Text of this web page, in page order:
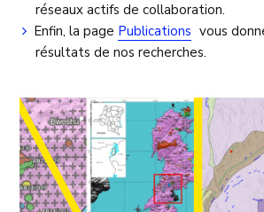
réseaux actifs de collaboration.
Enfin, la page Publications vous
résultats de nos recherches.